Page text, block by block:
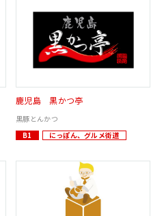
鹿児島 黒かつ亭
黒豚とんかつ
B1
にっぽん、グルメ街道